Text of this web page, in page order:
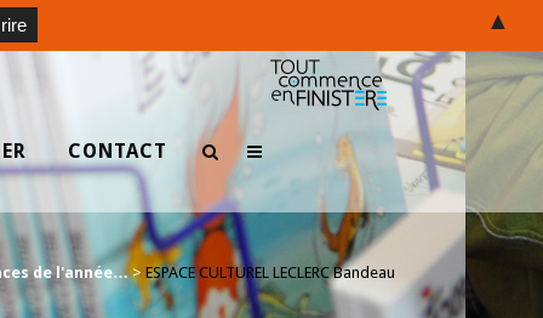
CONTACT
de l'année…> ESPACE CULTUREL LECLERC Bandeau
▲